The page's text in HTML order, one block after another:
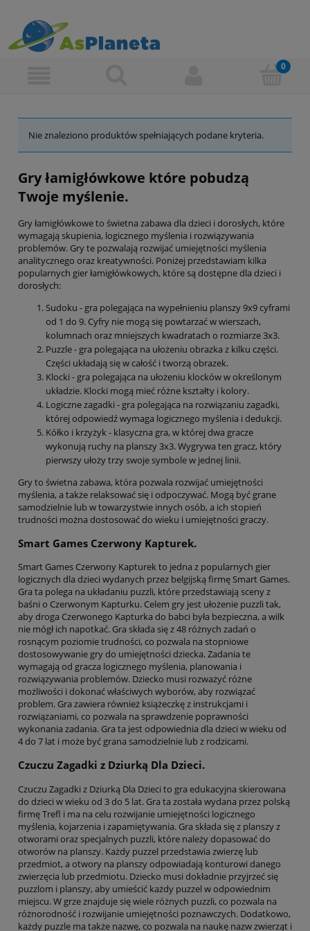
Nie znaleziono produktów spełniających podane kryteria.
Gry łamigłówkowe które pobudzą
Twoje myślenie.
Gry łamigłówkowe to świetna zabawa dla dzieci i dorosłych, które
wymagają skupienia, logicznego myślenia i rozwiązywania
problemów. Gry te pozwalają rozwijać umiejętności myślenia
analitycznego oraz kreatywności. Poniżej przedstawiam kilka
popularnych gier łamigłówkowych, które są dostępne dla dzieci i
dorosłych:
Sudoku - gra polegająca na wypełnieniu planszy 9x9 cyframi
od 1 do 9. Cyfry nie mogą się powtarzać w wierszach,
kolumnach oraz mniejszych kwadratach o rozmiarze 3x3.
Puzzle - gra polegająca na ułożeniu obrazka z kilku części.
Części układają się w całość i tworzą obrazek.
Klocki - gra polegająca na ułożeniu klocków w określonym
układzie. Klocki mogą mieć różne kształty i kolory.
Logiczne zagadki - gra polegająca na rozwiązaniu zagadki,
której odpowiedź wymaga logicznego myślenia i dedukcji.
Kółko i krzyżyk - klasyczna gra, w której dwa gracze
wykonują ruchy na planszy 3x3. Wygrywa ten gracz, który
pierwszy ułoży trzy swoje symbole w jednej linii.
Gry to świetna zabawa, która pozwala rozwijać umiejętności
myślenia, a także relaksować się i odpoczywać. Mogą być grane
samodzielnie lub w towarzystwie innych osób, a ich stopień
trudności można dostosować do wieku i umiejętności graczy.
Smart Games Czerwony Kapturek.
Smart Games Czerwony Kapturek to jedna z popularnych gier
logicznych dla dzieci wydanych przez belgijską firmę Smart Games.
Gra ta polega na układaniu puzzli, które przedstawiają sceny z
baśni o Czerwonym Kapturku. Celem gry jest ułożenie puzzli tak,
aby droga Czerwonego Kapturka do babci była bezpieczna, a wilk
nie mógł ich napotkać. Gra składa się z 48 różnych zadań o
rosnącym poziomie trudności, co pozwala na stopniowe
dostosowywanie gry do umiejętności dziecka. Zadania te
wymagają od gracza logicznego myślenia, planowania i
rozwiązywania problemów. Dziecko musi rozważyć różne
możliwości i dokonać właściwych wyborów, aby rozwiązać
problem. Gra zawiera również książeczkę z instrukcjami i
rozwiązaniami, co pozwala na sprawdzenie poprawności
wykonania zadania. Gra ta jest odpowiednia dla dzieci w wieku od
4 do 7 lat i może być grana samodzielnie lub z rodzicami.
Czuczu Zagadki z Dziurką Dla Dzieci.
Czuczu Zagadki z Dziurką Dla Dzieci to gra edukacyjna skierowana
do dzieci w wieku od 3 do 5 lat. Gra ta została wydana przez polską
firmę Trefl i ma na celu rozwijanie umiejętności logicznego
myślenia, kojarzenia i zapamiętywania. Gra składa się z planszy z
otworami oraz specjalnych puzzli, które należy dopasować do
otworów na planszy. Każdy puzzel przedstawia zwierzę lub
przedmiot, a otwory na planszy odpowiadają konturowi danego
zwierzęcia lub przedmiotu. Dziecko musi dokładnie przyjrzeć się
puzzlom i planszy, aby umieścić każdy puzzel w odpowiednim
miejscu. W grze znajduje się wiele różnych puzzli, co pozwala na
różnorodność i rozwijanie umiejętności poznawczych. Dodatkowo,
każdy puzzle ma także nazwę, co pozwala na naukę nazw zwierząt i